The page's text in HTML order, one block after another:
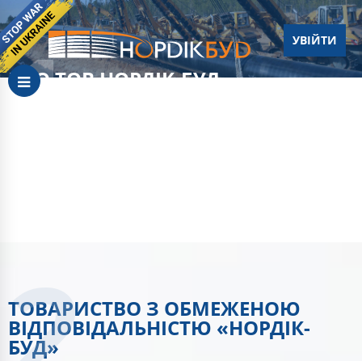
УВІЙТИ
ПРО ТОВ НОРДІК-БУД
ТОВАРИСТВО З ОБМЕЖЕНОЮ
ВІДПОВІДАЛЬНІСТЮ «НОРДІК-
БУД»